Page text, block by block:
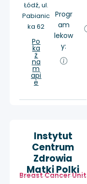
Łódź, ul.
Pabianic
ka 62
Po
ka
ż
na
m
api
e
Progr
am
lekow
y:
Instytut
Centrum
Zdrowia
Matki Polki
Breast Cancer Unit